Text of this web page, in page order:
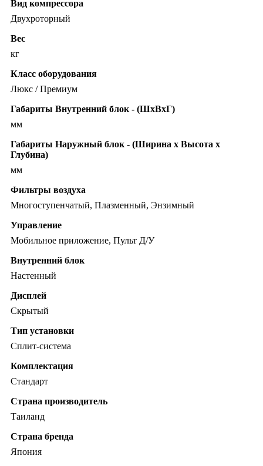
Вид компрессора
Двухроторный
Вес
кг
Класс оборудования
Люкс / Премиум
Габариты Внутренний блок - (ШхВхГ)
мм
Габариты Наружный блок - (Ширина х Высота х
Глубина)
мм
Фильтры воздуха
Многоступенчатый, Плазменный, Энзимный
Управление
Мобильное приложение, Пульт Д/У
Внутренний блок
Настенный
Дисплей
Скрытый
Тип установки
Сплит-система
Комплектация
Стандарт
Страна производитель
Таиланд
Страна бренда
Япония